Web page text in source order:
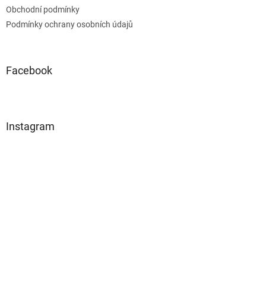
Obchodní podmínky
Podmínky ochrany osobních údajů
Facebook
Instagram